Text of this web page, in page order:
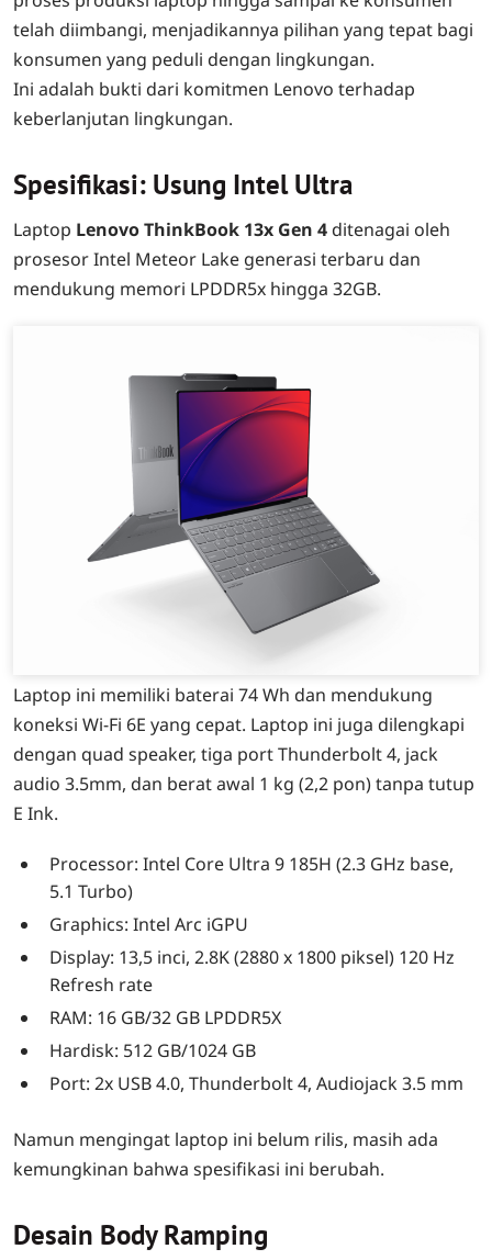
telah diimbangi, menjadikannya pilihan yang tepat bagi
konsumen yang peduli dengan lingkungan.
Ini adalah bukti dari komitmen Lenovo terhadap
keberlanjutan lingkungan.
Spesifikasi: Usung Intel Ultra
Laptop Lenovo ThinkBook 13x Gen 4 ditenagai oleh
prosesor Intel Meteor Lake generasi terbaru dan
mendukung memori LPDDR5x hingga 32GB.
Laptop ini memiliki baterai 74 Wh dan mendukung
koneksi Wi-Fi 6E yang cepat. Laptop ini juga dilengkapi
dengan quad speaker, tiga port Thunderbolt 4, jack
audio 3.5mm, dan berat awal 1 kg (2,2 pon) tanpa tutup
E Ink.
Processor: Intel Core Ultra 9 185H (2.3 GHz base,
5.1 Turbo)
Graphics: Intel Arc iGPU
Display: 13,5 inci, 2.8K (2880 x 1800 piksel) 120 Hz
Refresh rate
RAM: 16 GB/32 GB LPDDR5X
Hardisk: 512 GB/1024 GB
Port: 2x USB 4.0, Thunderbolt 4, Audiojack 3.5 mm
Namun mengingat laptop ini belum rilis, masih ada
kemungkinan bahwa spesifikasi ini berubah.
Desain Body Ramping